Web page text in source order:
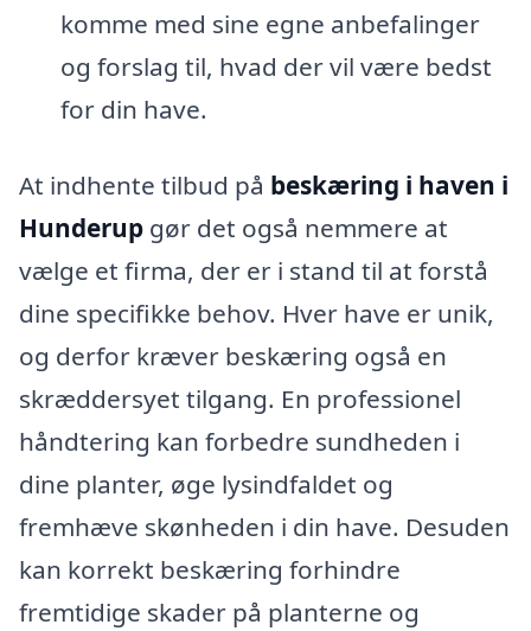
komme med sine egne anbefalinger
og forslag til, hvad der vil være bedst
for din have.
At indhente tilbud på beskæring i haven i
Hunderup gør det også nemmere at
vælge et firma, der er i stand til at forstå
dine specifikke behov. Hver have er unik,
og derfor kræver beskæring også en
skræddersyet tilgang. En professionel
håndtering kan forbedre sundheden i
dine planter, øge lysindfaldet og
fremhæve skønheden i din have. Desuden
kan korrekt beskæring forhindre
fremtidige skader på planterne og